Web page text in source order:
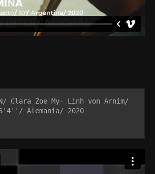
Clara Zoe My- Linh von Arnim/
Alemania/ 2020